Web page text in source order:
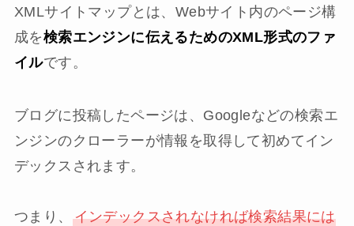
XMLサイトマップとは、Webサイト内のページ構
成を検索エンジンに伝えるためのXML形式のファ
イルです。
ブログに投稿したページは、Googleなどの検索エ
ンジンのクローラーが情報を取得して初めてイン
デックスされます。
つまり、 インデックスされなければ検索結果には